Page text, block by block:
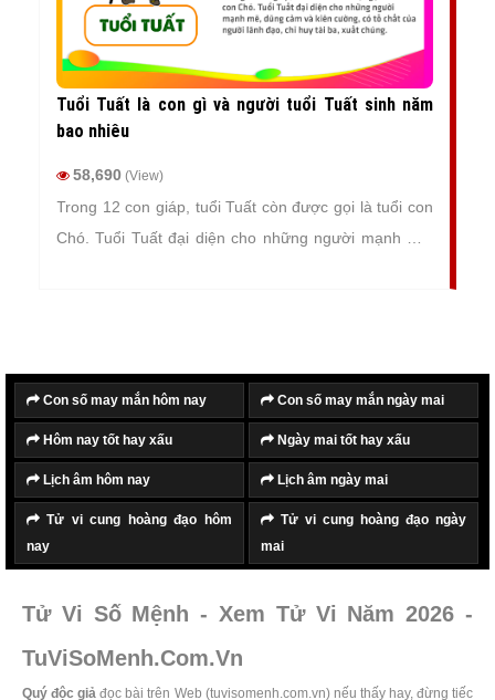
Tuổi Tuất là con gì và người tuổi Tuất sinh năm
bao nhiêu
58,690 (View)
Trong 12 con giáp, tuổi Tuất còn được gọi là tuổi con
Chó. Tuổi Tuất đại diện cho những người mạnh mẽ,
Con số may mắn hôm nay Con số may mắn ngày mai
Hôm nay tốt hay xấu Ngày mai tốt hay xấu
Lịch âm hôm nay Lịch âm ngày mai
Tử vi cung hoàng đạo hôm
nay
Tử vi cung hoàng đạo ngày
mai
Tử Vi Số Mệnh - Xem Tử Vi Năm 2026 -
TuViSoMenh.Com.Vn
Quý độc giả đọc bài trên Web (tuvisomenh.com.vn) nếu thấy hay, đừng tiếc